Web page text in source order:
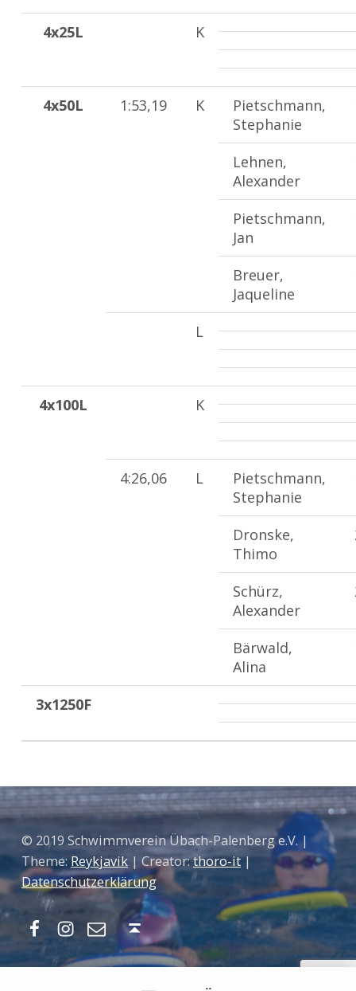
4x25L K
4x50L 1:53,19 K
Pietschmann,
Stephanie
Lehnen,
Alexander
Pietschmann,
Jan
Breuer,
Jaqueline
L
4x100L K
4:26,06 L
Pietschmann,
Stephanie
Dronske,
Thimo
Schürz,
Alexander
Bärwald,
Alina
3x1250F
Zurück zur Hauptnavigation springen
© 2019 Schwimmverein Übach-Palenberg e.V. |
Theme:Reykjavik| Creator:thoro-it|
Datenschutzerklärung
FacebookInstagram
Mail Nach oben ↑